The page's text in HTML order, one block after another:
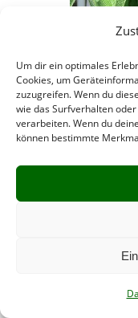
Um dir ein optimales
Cookies, um
zuzugreifen. Wenn du
wie das Surfverhalten
verarbeiten. Wenn du
können bestimmte
Design und